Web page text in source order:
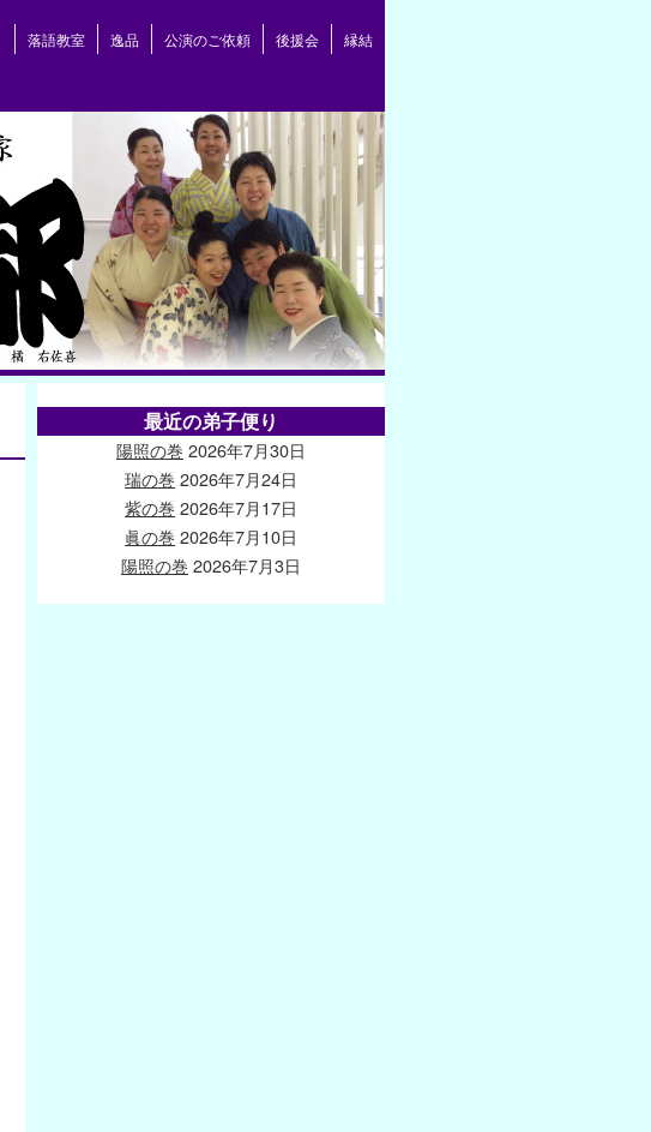
落語教室 逸品 公演のご依頼 後援会 縁結
最近の弟子便り
陽照の巻 2026年7月30日
瑞の巻 2026年7月24日
紫の巻 2026年7月17日
眞の巻 2026年7月10日
陽照の巻 2026年7月3日